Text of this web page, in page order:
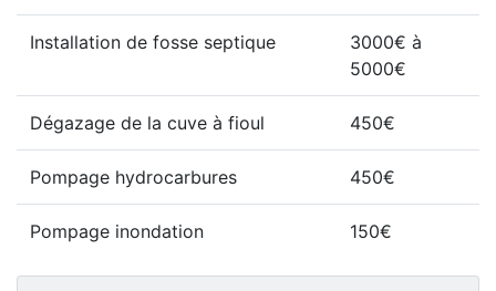
Installation de fosse septique
3000€ à
5000€
Dégazage de la cuve à fioul 450€
Pompage hydrocarbures 450€
Pompage inondation 150€